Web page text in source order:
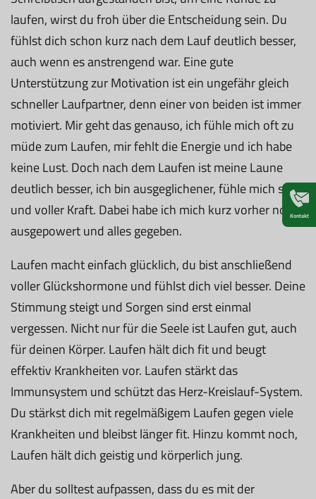
laufen, wirst du froh über die Entscheidung sein. Du
fühlst dich schon kurz nach dem Lauf deutlich besser,
auch wenn es anstrengend war. Eine gute
Unterstützung zur Motivation ist ein ungefähr gleich
schneller Laufpartner, denn einer von beiden ist immer
motiviert. Mir geht das genauso, ich fühle mich oft zu
müde zum Laufen, mir fehlt die Energie und ich habe
keine Lust. Doch nach dem Laufen ist meine Laune
deutlich besser, ich bin ausgeglichener, fühle mich stark
und voller Kraft. Dabei habe ich mich kurz vorher noch
ausgepowert und alles gegeben.
Laufen macht einfach glücklich, du bist anschließend
voller Glückshormone und fühlst dich viel besser. Deine
Stimmung steigt und Sorgen sind erst einmal
vergessen. Nicht nur für die Seele ist Laufen gut, auch
für deinen Körper. Laufen hält dich fit und beugt
effektiv Krankheiten vor. Laufen stärkt das
Immunsystem und schützt das Herz-Kreislauf-System.
Du stärkst dich mit regelmäßigem Laufen gegen viele
Krankheiten und bleibst länger fit. Hinzu kommt noch,
Laufen hält dich geistig und körperlich jung.
Aber du solltest aufpassen, dass du es mit der
Kontakt